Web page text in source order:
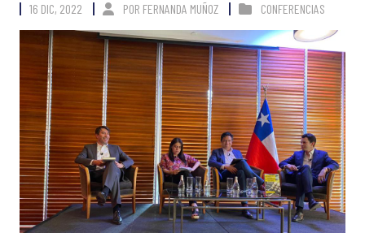
16 DIC, 2022 POR FERNANDA MUÑOZ CONFERENCIAS